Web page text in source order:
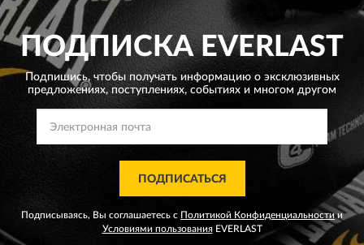
ПОДПИСКАEVERLAST
Подпишись, чтобы получать информацию о эксклюзивных
предложениях, поступлениях, событиях и многом другом
ПОДПИСАТЬСЯ
Подписываясь, Вы соглашаетесь с Политикой Конфиденциальности и
Условиями пользованияEVERLAST